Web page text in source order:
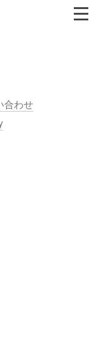
合わせ